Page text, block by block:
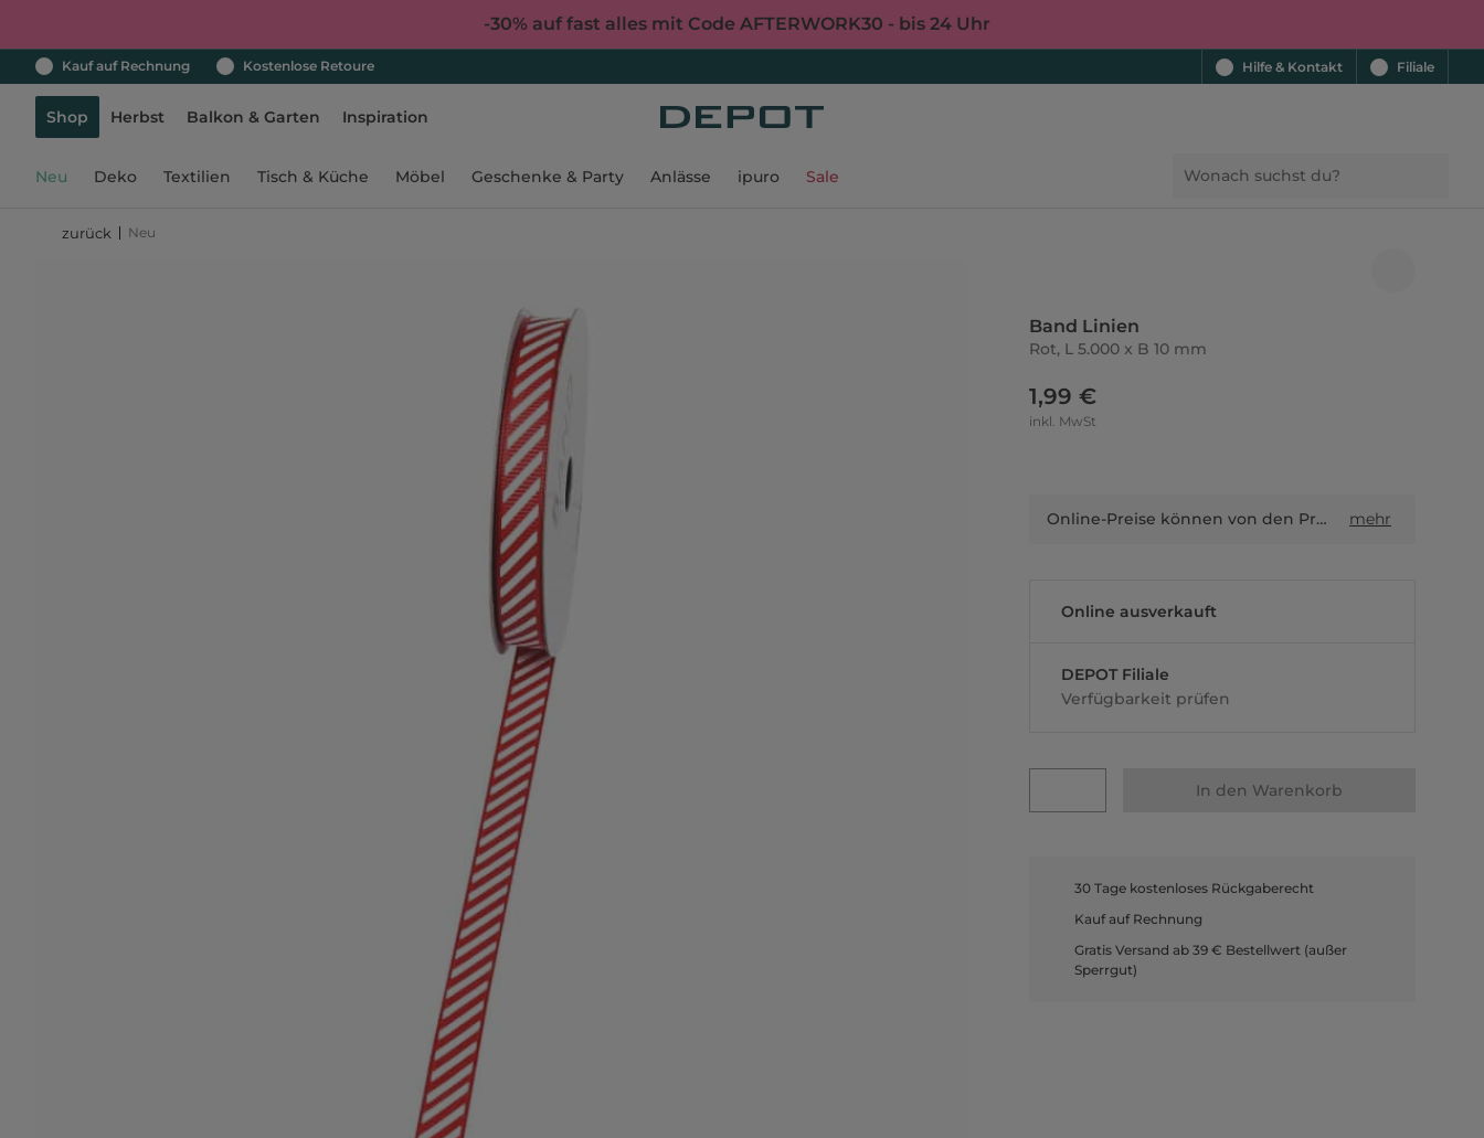
-30% auf fast alles mit Code AFTERWORK30 - bis 24 Uhr
Kauf auf Rechnung Kostenlose Retoure Hilfe & Kontakt Filiale
Shop Herbst Balkon & Garten Inspiration
Neu Deko Textilien Tisch & Küche Möbel Geschenke & Party Anlässe ipuro Sale
zurück Neu
Band Linien
Rot, L 5.000 x B 10 mm
1,99 €
inkl. MwSt
Online-Preise können von den Preisen in Filialen sowie Shop-in-Shop-Flächen abweichen. mehr
Online ausverkauft
DEPOT Filiale
Verfügbarkeit prüfen
In den Warenkorb
30 Tage kostenloses Rückgaberecht
Kauf auf Rechnung
Gratis Versand ab 39 € Bestellwert (außer
Sperrgut)